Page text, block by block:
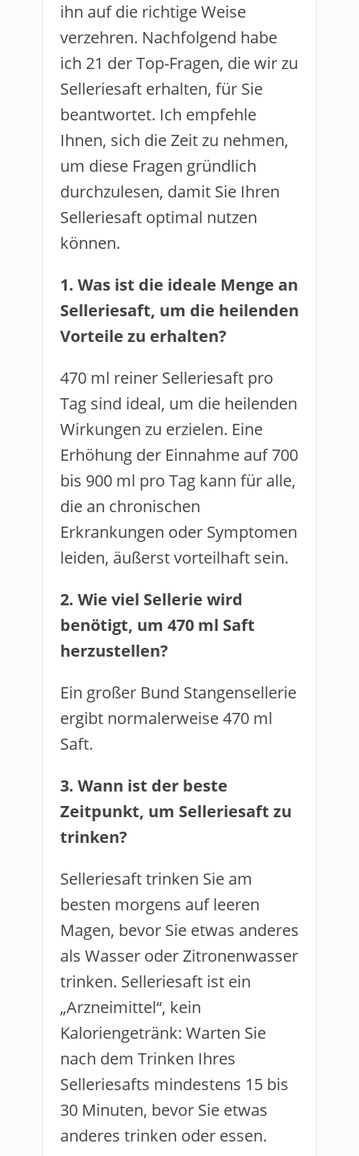
ihn auf die richtige Weise
verzehren. Nachfolgend habe
ich 21 der Top-Fragen, die wir zu
Selleriesaft erhalten, für Sie
beantwortet. Ich empfehle
Ihnen, sich die Zeit zu nehmen,
um diese Fragen gründlich
durchzulesen, damit Sie Ihren
Selleriesaft optimal nutzen
können.
1. Was ist die ideale Menge an
Selleriesaft, um die heilenden
Vorteile zu erhalten?
470 ml reiner Selleriesaft pro
Tag sind ideal, um die heilenden
Wirkungen zu erzielen. Eine
Erhöhung der Einnahme auf 700
bis 900 ml pro Tag kann für alle,
die an chronischen
Erkrankungen oder Symptomen
leiden, äußerst vorteilhaft sein.
2. Wie viel Sellerie wird
benötigt, um 470 ml Saft
herzustellen?
Ein großer Bund Stangensellerie
ergibt normalerweise 470 ml
Saft.
3. Wann ist der beste
Zeitpunkt, um Selleriesaft zu
trinken?
Selleriesaft trinken Sie am
besten morgens auf leeren
Magen, bevor Sie etwas anderes
als Wasser oder Zitronenwasser
trinken. Selleriesaft ist ein
„Arzneimittel“, kein
Kaloriengetränk: Warten Sie
nach dem Trinken Ihres
Selleriesafts mindestens 15 bis
30 Minuten, bevor Sie etwas
anderes trinken oder essen.